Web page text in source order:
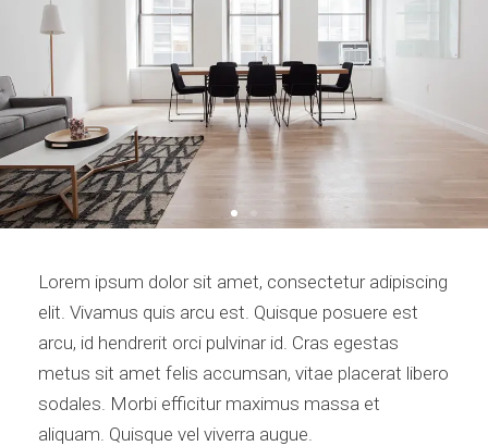
Lorem ipsum dolor sit amet, consectetur adipiscing
elit. Vivamus quis arcu est. Quisque posuere est
arcu, id hendrerit orci pulvinar id. Cras egestas
metus sit amet felis accumsan, vitae placerat libero
sodales. Morbi efficitur maximus massa et
aliquam. Quisque vel viverra augue.